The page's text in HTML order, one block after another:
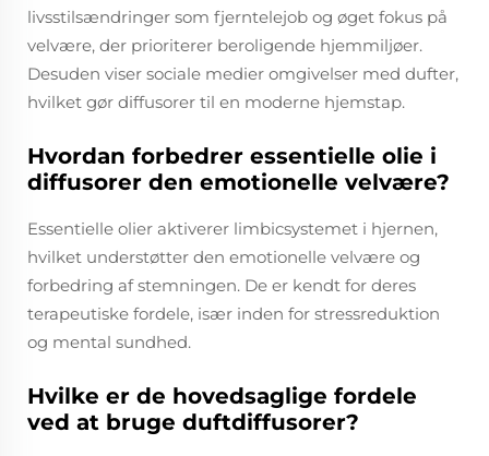
livsstilsændringer som fjerntelejob og øget fokus på
velvære, der prioriterer beroligende hjemmiljøer.
Desuden viser sociale medier omgivelser med dufter,
hvilket gør diffusorer til en moderne hjemstap.
Hvordan forbedrer essentielle olie i
diffusorer den emotionelle velvære?
Essentielle olier aktiverer limbicsystemet i hjernen,
hvilket understøtter den emotionelle velvære og
forbedring af stemningen. De er kendt for deres
terapeutiske fordele, især inden for stressreduktion
og mental sundhed.
Hvilke er de hovedsaglige fordele
ved at bruge duftdiffusorer?